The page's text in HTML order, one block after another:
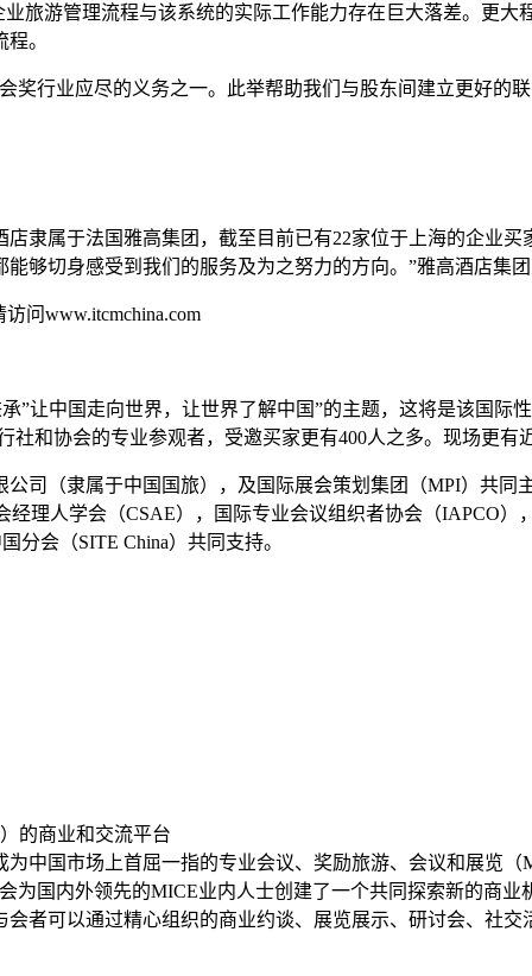
业旅游管理流程与该系统的实际工作能力存在巨大落差。更
。
奖行业应尽的义务之一。此举帮助我们与股东间建立更好的
隶属于法国雅高集团，截至目前已有22家位于上海的企业
够切身感受到我们的服务及为之努力的方向。”雅高酒店集
问www.itcmchina.com
”让中国走向世界，让世界了解中国”的主题，这将是该国际
和协会的专业参观者，受邀买家更有400人之多。现场更有
司（隶属于中国国旅），及国际展会策划集团（MPI）共
经理人学会（CSAE），国际专业会议组织者协会（IAPCO
分会（SITE China）共同支持。
的商业和交流平台
中国市场上首屈一指的专业会议、奖励旅游、会议和展览
为国内外领先的MICE业内人士创建了一个共同探索新的商
者可以通过精心组织的商业约谈、展览展示、研讨会、社